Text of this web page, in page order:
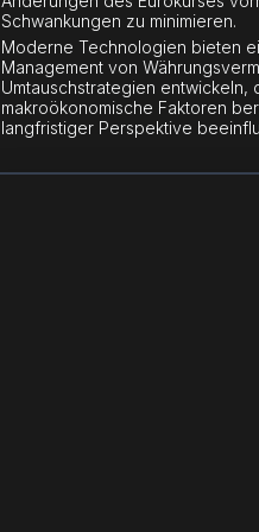
Schwankungen zu minimieren.
Moderne Technologien bieten
Management von
Umtauschstrategien entwickeln,
makroökonomische Faktoren
langfristiger Perspektive